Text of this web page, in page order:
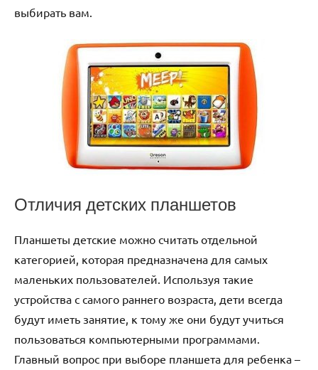
выбирать вам.
Отличия детских планшетов
Планшеты детские можно считать отдельной
категорией, которая предназначена для самых
маленьких пользователей. Используя такие
устройства с самого раннего возраста, дети всегда
будут иметь занятие, к тому же они будут учиться
пользоваться компьютерными программами.
Главный вопрос при выборе планшета для ребенка –